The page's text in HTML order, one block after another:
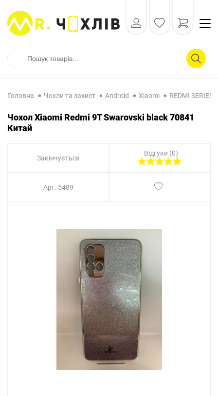
Головна Чохли та захист Android Xiaomi REDMI SERIES
Чохол Xiaomi Redmi 9T Swarovski black 70841
Китай
Закінчується
Відгуки (0)
Арт. 5489